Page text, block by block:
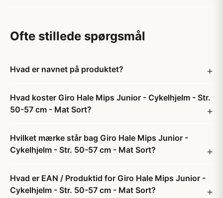
Ofte stillede spørgsmål
Hvad er navnet på produktet?
Hvad koster Giro Hale Mips Junior - Cykelhjelm - Str.
50-57 cm - Mat Sort?
Hvilket mærke står bag Giro Hale Mips Junior -
Cykelhjelm - Str. 50-57 cm - Mat Sort?
Hvad er EAN / Produktid for Giro Hale Mips Junior -
Cykelhjelm - Str. 50-57 cm - Mat Sort?